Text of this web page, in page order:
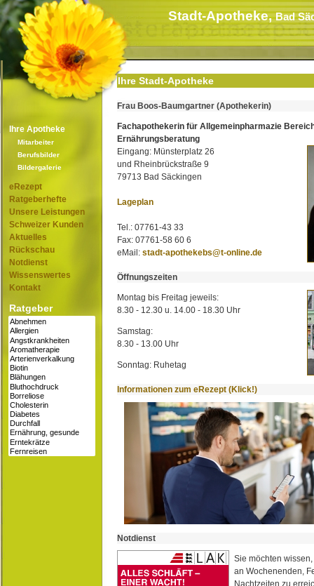
Stadt-Apotheke,Bad
Ihre Apotheke
Mitarbeiter
Berufsbilder
Bildergalerie
eRezept
Ratgeberhefte
Unsere Leistungen
Schweizer Kunden
Aktuelles
Rückschau
Notdienst
Wissenswertes
Kontakt
Ratgeber
Ihre Stadt-Apotheke
Frau Boos-Baumgartner (Apothekerin)
Fachapothekerin für Allgemeinpharmazie
Ernährungsberatung
Eingang: Münsterplatz 26
und Rheinbrückstraße 9
79713 Bad Säckingen
Lageplan
Tel.: 07761-43 33
Fax: 07761-58 60 6
eMail: stadt-apothekebs@t-online.de
Öffnungszeiten
Montag bis Freitag jeweils:
8.30 - 12.30 u. 14.00 - 18.30 Uhr
Samstag:
8.30 - 13.00 Uhr
Sonntag: Ruhetag
Informationen zum eRezept (Klick!)
Notdienst
Sie möchten
an Wochenenden,
Nachtzeiten zu